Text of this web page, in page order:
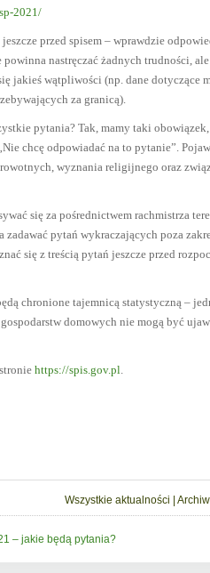
2021/
przed spisem – wprawdzie
nastręczać żadnych trudności,
jakieś wątpliwości (np. dane dotyczące
za granicą).
pytania? Tak, mamy taki
chcę odpowiadać na to pytanie”.
wyznania religijnego oraz
się za pośrednictwem rachmistrza
pytań wykraczających poza
się z treścią pytań jeszcze przed
chronione tajemnicą statystyczną –
domowych nie mogą być
https://spis.gov.pl.
Wszystkie aktualności |
– jakie będą pytania?